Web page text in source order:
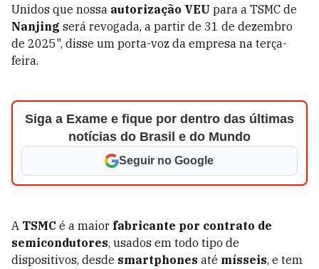
Unidos que nossa autorização VEU para a TSMC de
Nanjing será revogada, a partir de 31 de dezembro
de 2025", disse um porta-voz da empresa na terça-
feira.
Siga a Exame e fique por dentro das últimas
notícias do Brasil e do Mundo
Seguir no Google
A TSMC é a maior fabricante por contrato de
semicondutores, usados em todo tipo de
dispositivos, desde smartphones até mísseis, e tem